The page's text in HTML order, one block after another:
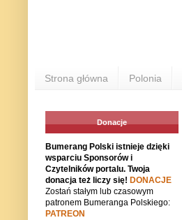
Strona główna Polonia
Donacje
Bumerang Polski istnieje dzięki
wsparciu Sponsorów i
Czytelników portalu. Twoja
donacja też liczy się! DONACJE
Zostań stałym lub czasowym
patronem Bumeranga Polskiego:
PATREON